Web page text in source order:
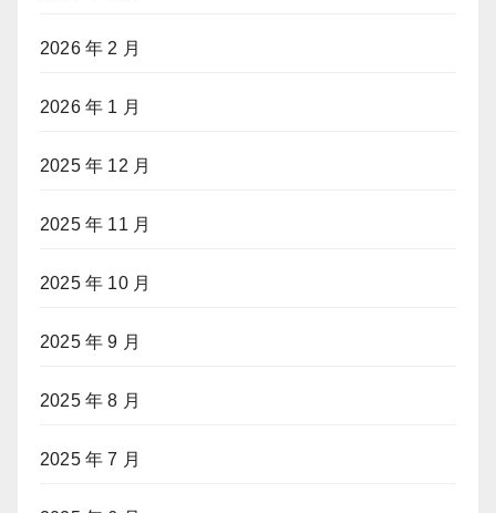
2026 年 2 月
2026 年 1 月
2025 年 12 月
2025 年 11 月
2025 年 10 月
2025 年 9 月
2025 年 8 月
2025 年 7 月